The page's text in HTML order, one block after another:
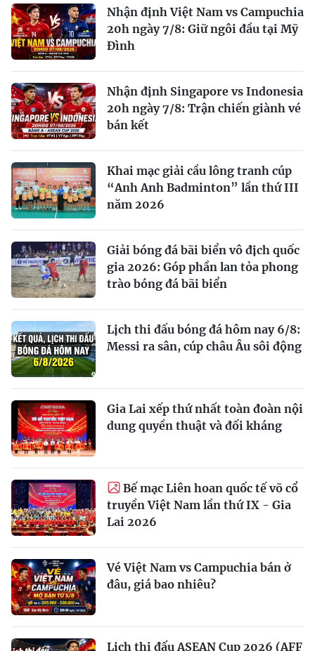
Nhận định Việt Nam vs Campuchia
20h ngày 7/8: Giữ ngôi đầu tại Mỹ
Đình
Nhận định Singapore vs Indonesia
20h ngày 7/8: Trận chiến giành vé
bán kết
Khai mạc giải cầu lông tranh cúp
“Anh Anh Badminton” lần thứ III
năm 2026
Giải bóng đá bãi biển vô địch quốc
gia 2026: Góp phần lan tỏa phong
trào bóng đá bãi biển
Lịch thi đấu bóng đá hôm nay 6/8:
Messi ra sân, cúp châu Âu sôi động
Gia Lai xếp thứ nhất toàn đoàn nội
dung quyền thuật và đối kháng
Bế mạc Liên hoan quốc tế võ cổ
truyền Việt Nam lần thứ IX - Gia
Lai 2026
Vé Việt Nam vs Campuchia bán ở
đâu, giá bao nhiêu?
Lịch thi đấu ASEAN Cup 2026 (AFF